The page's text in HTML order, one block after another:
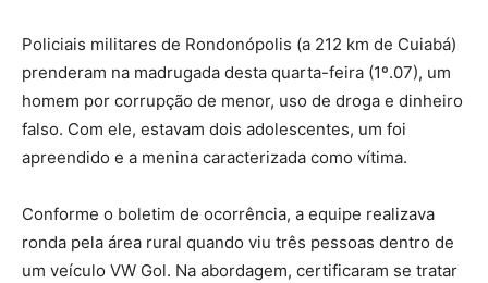
Policiais militares de Rondonópolis (a 212 km de Cuiabá)
prenderam na madrugada desta quarta-feira (1º.07), um
homem por corrupção de menor, uso de droga e dinheiro
falso. Com ele, estavam dois adolescentes, um foi
apreendido e a menina caracterizada como vítima.
Conforme o boletim de ocorrência, a equipe realizava
ronda pela área rural quando viu três pessoas dentro de
um veículo VW Gol. Na abordagem, certificaram se tratar